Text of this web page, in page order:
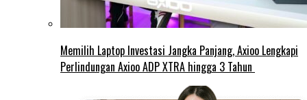
Memilih Laptop Investasi Jangka Panjang, Axioo Lengkapi
Perlindungan Axioo ADP XTRA hingga 3 Tahun